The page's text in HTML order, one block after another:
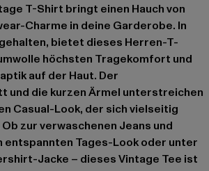
T-Shirt bringt einen Hauch von
Charme in deine Garderobe. In
bietet dieses Herren-T-
höchsten Tragekomfort und
auf der Haut. Der
und die kurzen Ärmel unterstreichen
Casual-Look, der sich vielseitig
zur verwaschenen Jeans und
entspannten Tages-Look oder unter
Jacke – dieses Vintage Tee ist